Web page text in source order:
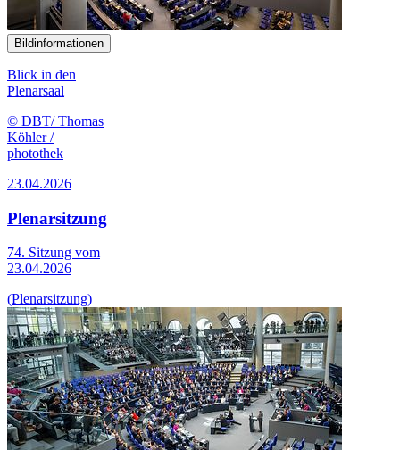
Bildinformationen
Blick in den
Plenarsaal
© DBT/ Thomas
Köhler /
photothek
23.04.2026
Plenarsitzung
74. Sitzung vom
23.04.2026
(Plenarsitzung)